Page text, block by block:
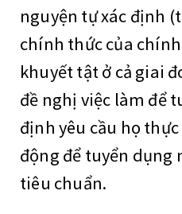
nguyện tự xác định
chính thức của
khuyết tật ở cả giai
đề nghị việc làm để
định yêu cầu họ
động để tuyển dụng
tiêu chuẩn.